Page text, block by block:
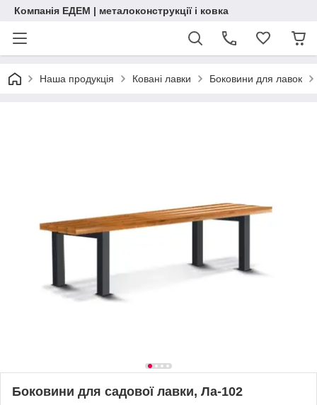
Компанія ЕДЕМ | металоконструкції і ковка
Наша продукція Ковані лавки Боковини для лавок
Боковини для садової лавки, Ла-102